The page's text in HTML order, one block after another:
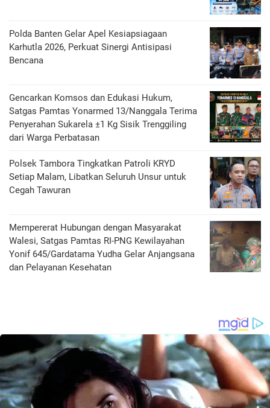
Polda Banten Gelar Apel Kesiapsiagaan
Karhutla 2026, Perkuat Sinergi Antisipasi
Bencana
Gencarkan Komsos dan Edukasi Hukum,
Satgas Pamtas Yonarmed 13/Nanggala Terima
Penyerahan Sukarela ±1 Kg Sisik Trenggiling
dari Warga Perbatasan
Polsek Tambora Tingkatkan Patroli KRYD
Setiap Malam, Libatkan Seluruh Unsur untuk
Cegah Tawuran
Mempererat Hubungan dengan Masyarakat
Walesi, Satgas Pamtas RI-PNG Kewilayahan
Yonif 645/Gardatama Yudha Gelar Anjangsana
dan Pelayanan Kesehatan